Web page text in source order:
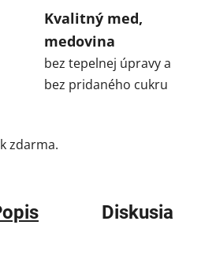
Kvalitný med,
medovina
bez tepelnej úpravy a
bez pridaného cukru
zdarma.
Diskusia